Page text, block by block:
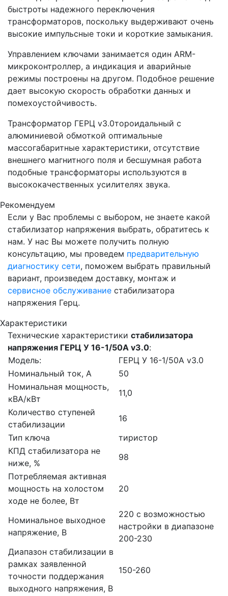
быстроты надежного переключения
трансформаторов, поскольку выдерживают очень
высокие импульсные токи и короткие замыкания.
Управлением ключами занимается один ARM-
микроконтроллер, а индикация и аварийные
режимы построены на другом. Подобное решение
дает высокую скорость обработки данных и
помехоустойчивость.
Трансформатор ГЕРЦ v3.0тороидальный с
алюминиевой обмоткой оптимальные
массогабаритные характеристики, отсутствие
внешнего магнитного поля и бесшумная работа
подобные трансформаторы используются в
высококачественных усилителях звука.
Рекомендуем
Если у Вас проблемы с выбором, не знаете какой
стабилизатор напряжения выбрать, обратитесь к
нам. У нас Вы можете получить полную
консультацию, мы проведем предварительную
диагностику сети, поможем выбрать правильный
вариант, произведем доставку, монтаж и
сервисное обслуживание стабилизатора
напряжения Герц.
Характеристики
Технические характеристики стабилизатора
напряжения ГЕРЦ У 16-1/50A v3.0:
Модель:
ГЕРЦ У 16-1/50A v3.0
Номинальный ток, А
50
Номинальная мощность,
кВА/кВт
11,0
Количество ступеней
стабилизации
16
Тип ключа
тиристор
КПД стабилизатора не
ниже, %
98
Потребляемая активная
мощность на холостом
ходе не более, Вт
20
Номинальное выходное
напряжение, В
220 с возможностью
настройки в диапазоне
200-230
Диапазон стабилизации в
рамках заявленной
точности поддержания
выходного напряжения, В
150-260